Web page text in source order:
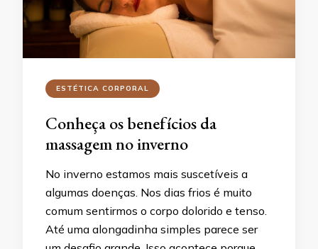
ESTÉTICA CORPORAL
Conheça os benefícios da
massagem no inverno
No inverno estamos mais suscetíveis a
algumas doenças. Nos dias frios é muito
comum sentirmos o corpo dolorido e tenso.
Até uma alongadinha simples parece ser